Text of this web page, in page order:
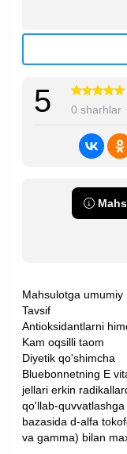
5 0 sharhlar
Mahsulotga umumiy
Tavsif
Antioksidantlarni
Kam oqsilli taom
Diyetik qo'shimcha
Bluebonnetning E
jellari erkin
qo'llab-
bazasida d-alfa
va gamma) bilan